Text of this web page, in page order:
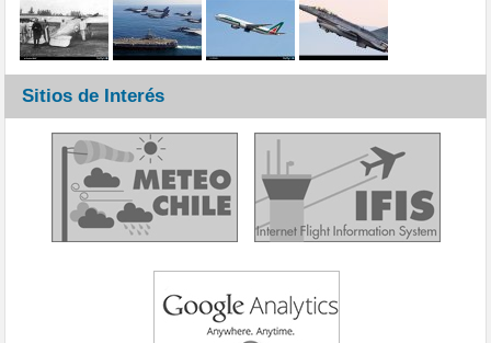
Sitios de Interés